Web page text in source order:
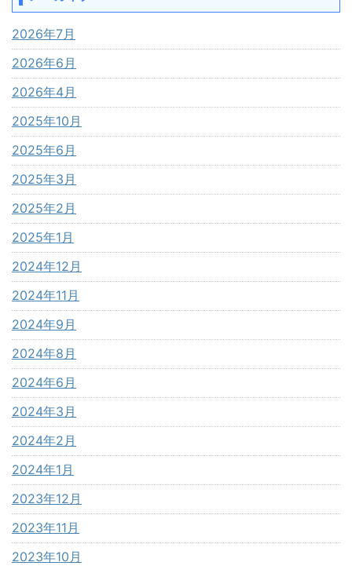
2026年7月
2026年6月
2026年4月
2025年10月
2025年6月
2025年3月
2025年2月
2025年1月
2024年12月
2024年11月
2024年9月
2024年8月
2024年6月
2024年3月
2024年2月
2024年1月
2023年12月
2023年11月
2023年10月